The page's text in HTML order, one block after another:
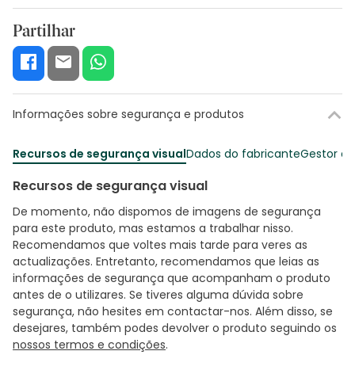
Partilhar
Informações sobre segurança e produtos
Recursos de segurança visualDados do fabricanteGestor
Recursos de segurança visual
De momento, não dispomos de imagens de segurança
para este produto, mas estamos a trabalhar nisso.
Recomendamos que voltes mais tarde para veres as
actualizações. Entretanto, recomendamos que leias as
informações de segurança que acompanham o produto
antes de o utilizares. Se tiveres alguma dúvida sobre
segurança, não hesites em contactar-nos. Além disso, se
desejares, também podes devolver o produto seguindo os
nossos termos e condições.